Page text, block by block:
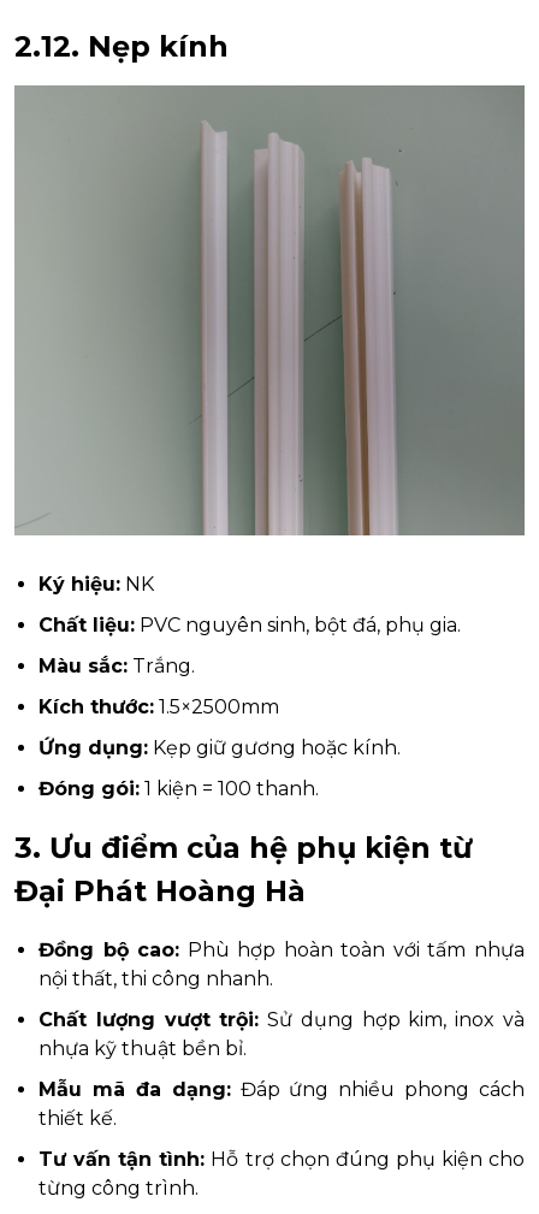
2.12. Nẹp kính
Ký hiệu: NK
Chất liệu: PVC nguyên sinh, bột đá, phụ gia.
Màu sắc: Trắng.
Kích thước: 1.5×2500mm
Ứng dụng: Kẹp giữ gương hoặc kính.
Đóng gói: 1 kiện = 100 thanh.
3. Ưu điểm của hệ phụ kiện từ
Đại Phát Hoàng Hà
Đồng bộ cao: Phù hợp hoàn toàn với tấm nhựa
nội thất, thi công nhanh.
Chất lượng vượt trội: Sử dụng hợp kim, inox và
nhựa kỹ thuật bền bỉ.
Mẫu mã đa dạng:Đáp ứng nhiều phong cách
thiết kế.
Tư vấn tận tình: Hỗ trợ chọn đúng phụ kiện cho
từng công trình.